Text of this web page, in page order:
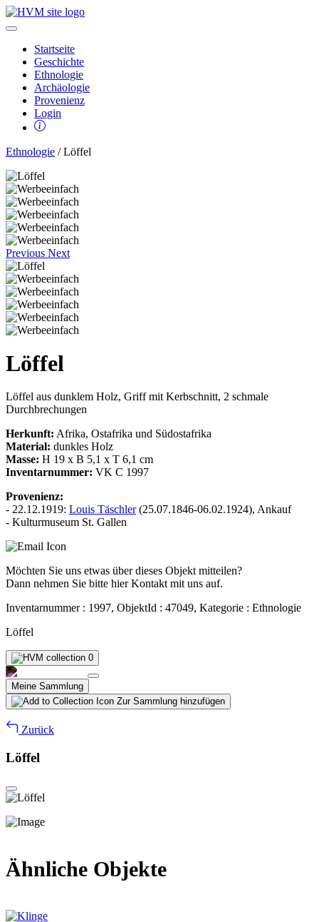
Startseite
Geschichte
Ethnologie
Archäologie
Provenienz
Login
Ethnologie / Löffel
Previous Next
Löffel
Löffel aus dunklem Holz, Griff mit Kerbschnitt, 2 schmale
Durchbrechungen
Herkunft: Afrika, Ostafrika und Südostafrika
Material: dunkles Holz
Masse: H 19 x B 5,1 x T 6,1 cm
Inventarnummer: VK C 1997
Provenienz:
- 22.12.1919: Louis Täschler(25.07.1846-06.02.1924), Ankauf
- Kulturmuseum St. Gallen
Möchten Sie uns etwas über dieses Objekt mitteilen?
Dann nehmen Sie bitte hier Kontakt mit uns auf.
Inventarnummer : 1997, ObjektId : 47049, Kategorie : Ethnologie
Löffel
0
Meine Sammlung
Zur Sammlung hinzufügen
Zurück
Löffel
Ähnliche Objekte